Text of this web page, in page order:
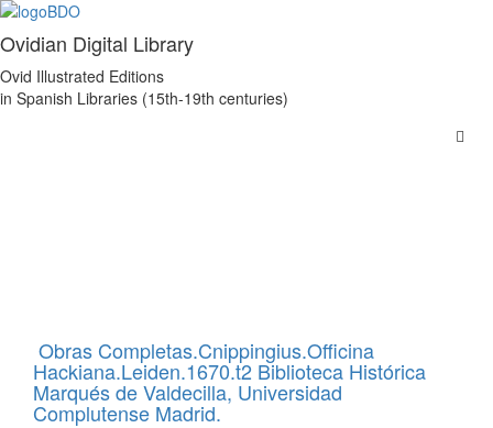
Ovidian Digital Library
Ovid Illustrated Editions
in Spanish Libraries (15th-19th centuries)
Obras Completas.Cnippingius.Officina
Hackiana.Leiden.1670.t2 Biblioteca Histórica
Marqués de Valdecilla, Universidad
Complutense Madrid.